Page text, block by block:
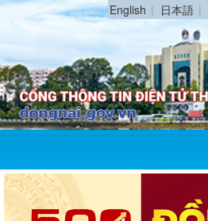
English 日本語